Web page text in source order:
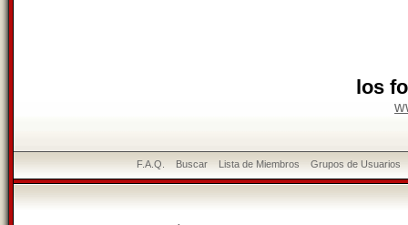
los
F.A.Q. Buscar Lista de Miembros Grupos de Usuarios